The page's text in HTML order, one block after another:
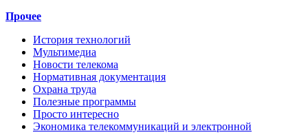
Прочее
История технологий
Мультимедиа
Новости телекома
Нормативная документация
Охрана труда
Полезные программы
Просто интересно
Экономика телекоммуникаций и электронной